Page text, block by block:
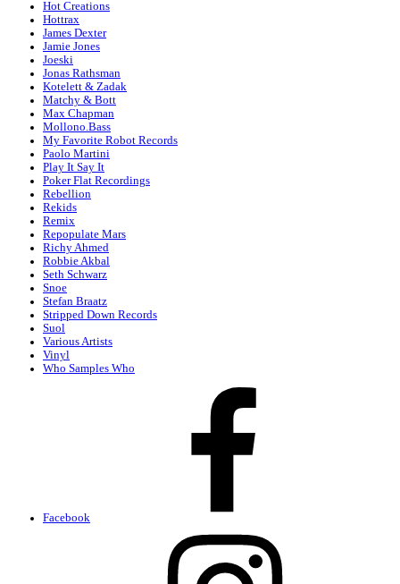
Hot Creations
Hottrax
James Dexter
Jamie Jones
Joeski
Jonas Rathsman
Kotelett & Zadak
Matchy & Bott
Max Chapman
Mollono.Bass
My Favorite Robot Records
Paolo Martini
Play It Say It
Poker Flat Recordings
Rebellion
Rekids
Remix
Repopulate Mars
Richy Ahmed
Robbie Akbal
Seth Schwarz
Snoe
Stefan Braatz
Stripped Down Records
Suol
Various Artists
Vinyl
Who Samples Who
Facebook